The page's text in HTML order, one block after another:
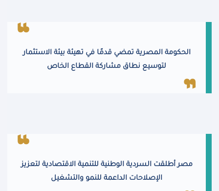
الحكومة المصرية تمضي قدمًا في تهيئة بيئة الاستثمار
لتوسيع نطاق مشاركة القطاع الخاص
مصر أطلقت السردية الوطنية للتنمية الاقتصادية لتعزيز
الإصلاحات الداعمة للنمو والتشغيل